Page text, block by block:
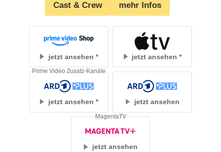
Cast & Crew mehr Infos
jetzt ansehen jetzt ansehen
jetzt ansehen
Prime Video Zusatz-Kanäle
jetzt ansehen
jetzt ansehen
MagentaTV